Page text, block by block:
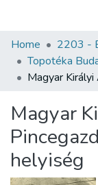
Communities &
All of DSpace
About us
Home
2203 -
Topotéka
Magyar
helyiség